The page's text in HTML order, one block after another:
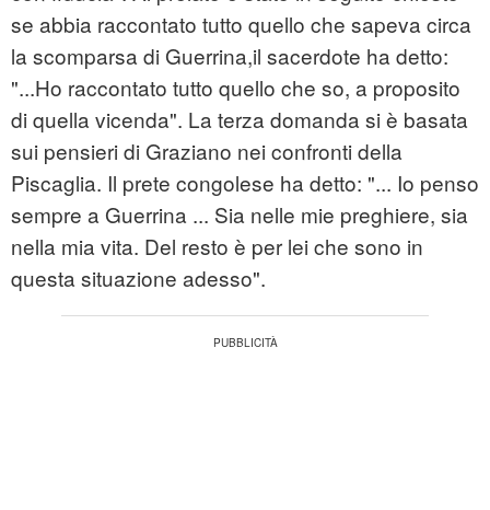
se abbia raccontato tutto quello che sapeva circa
la scomparsa di Guerrina,il sacerdote ha detto:
"...Ho raccontato tutto quello che so, a proposito
di quella vicenda". La terza domanda si è basata
sui pensieri di Graziano nei confronti della
Piscaglia. Il prete congolese ha detto: "... Io penso
sempre a Guerrina ... Sia nelle mie preghiere, sia
nella mia vita. Del resto è per lei che sono in
questa situazione adesso".